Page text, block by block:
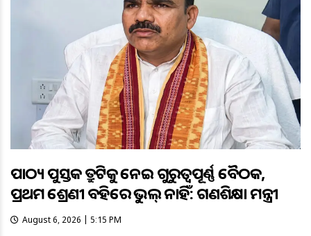
ପାଠ୍ୟ ପୁସ୍ତକ ତ୍ରୁଟିକୁ ନେଇ ଗୁରୁତ୍ବପୂର୍ଣ୍ଣ ବୈଠକ,
ପ୍ରଥମ ଶ୍ରେଣୀ ବହିରେ ଭୁଲ୍ ନାହିଁ: ଗଣଶିକ୍ଷା ମନ୍ତ୍ରୀ
August 6, 2026 | 5:15 PM